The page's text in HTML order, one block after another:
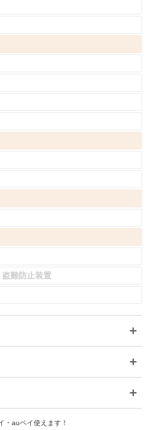
盗難防止装置
・auペイ使えます！